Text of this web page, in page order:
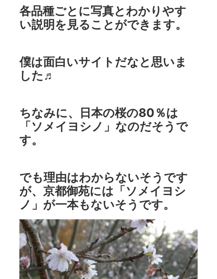
各品種ごとに写真とわかりやす
い説明を見ることができます。
僕は面白いサイトだなと思いま
した♬
ちなみに、日本の桜の80％は
「ソメイヨシノ」なのだそうで
す。
でも理由はわからないそうです
が、京都御苑には「ソメイヨシ
ノ」が一本もないそうです。